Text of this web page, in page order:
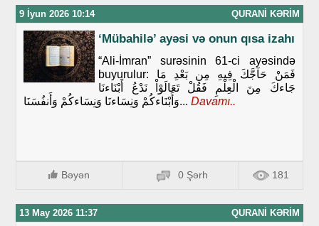
9 İyun 2026 10:14 QURANI KƏRIM
‘Mübahilə’ ayəsi və onun qısa izahı
“Ali-İmran” surəsinin 61-ci ayəsində
buyurulur: فَمَنْ حَآجَّكَ فِيهِ مِن بَعْدِ مَا
جَاءكَ مِنَ الْعِلْمِ فَقُلْ تَعَالَوْاْ نَدْعُ أَبْنَاءنَا
وَأَبْنَاءكُمْ وَنِسَاءنَا وَنِسَاءكُمْ وَأَنفُسَنَا... Davamı..
Bəyən 0 Şərh 181
13 May 2026 11:37 QURANI KƏRIM